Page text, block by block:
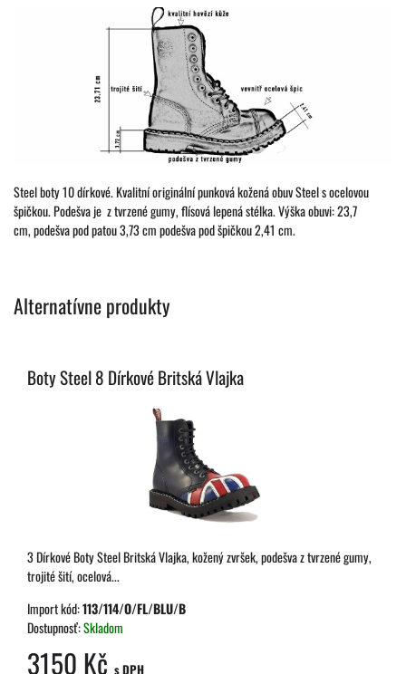
Steel boty 10 dírkové. Kvalitní originální punková kožená obuv Steel s ocelovou
špičkou. Podešva je z tvrzené gumy, flísová lepená stélka. Výška obuvi: 23,7
cm, podešva pod patou 3,73 cm podešva pod špičkou 2,41 cm.
Alternatívne produkty
Boty Steel 8 Dírkové Britská Vlajka
3 Dírkové Boty Steel Britská Vlajka, kožený zvršek, podešva z tvrzené gumy,
trojité šití, ocelová...
Import kód:113/114/O/FL/BLU/B
Dostupnosť:Skladom
3150 Kč s DPH